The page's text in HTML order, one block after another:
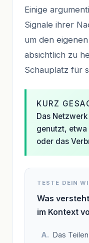
Einige
Signale ihrer
um den
absichtlich zu
Schauplatz für
KURZ
Das
genutzt,
oder das
TESTE DEIN
Was
im Kontext
Das